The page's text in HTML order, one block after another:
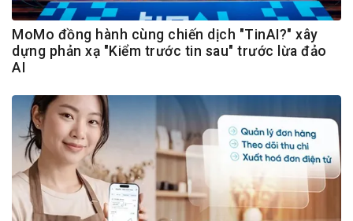
MoMo đồng hành cùng chiến dịch "TinAI?" xây
dựng phản xạ "Kiểm trước tin sau" trước lừa đảo
AI